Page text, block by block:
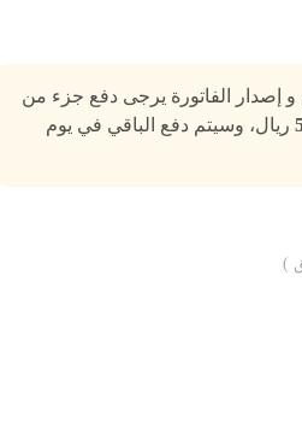
الفاتورة يرجى دفع جزء من
وسيتم دفع الباقي في يوم